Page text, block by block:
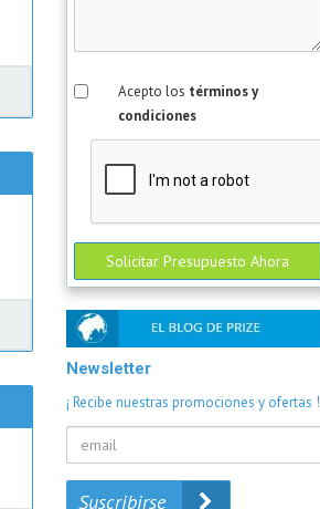
Acepto los términos y
condiciones
Solicitar Presupuesto Ahora
Newsletter
¡ Recibe nuestras promociones y ofertas !
Suscribirse